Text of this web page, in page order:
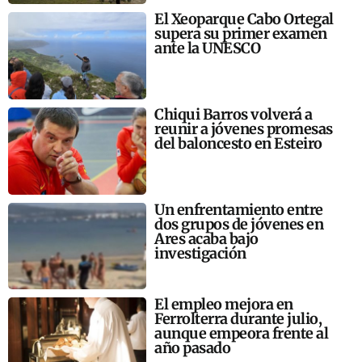
El Xeoparque Cabo Ortegal
supera su primer examen
ante la UNESCO
Chiqui Barros volverá a
reunir a jóvenes promesas
del baloncesto en Esteiro
Un enfrentamiento entre
dos grupos de jóvenes en
Ares acaba bajo
investigación
El empleo mejora en
Ferrolterra durante julio,
aunque empeora frente al
año pasado